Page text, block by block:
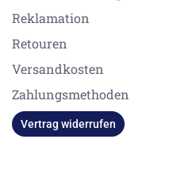
Reklamation
Retouren
Versandkosten
Zahlungsmethoden
Vertrag widerrufen